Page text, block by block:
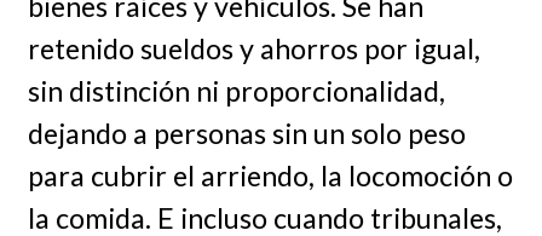
retenido sueldos y ahorros por igual,
sin distinción ni proporcionalidad,
dejando a personas sin un solo peso
para cubrir el arriendo, la locomoción o
la comida. E incluso cuando tribunales,